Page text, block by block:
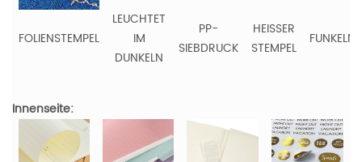
FOLIENSTEMPEL
LEUCHTET
IM
DUNKELN
PP-
SIEBDRUCK
HEISSER
STEMPEL
FUNKELN
Innenseite: